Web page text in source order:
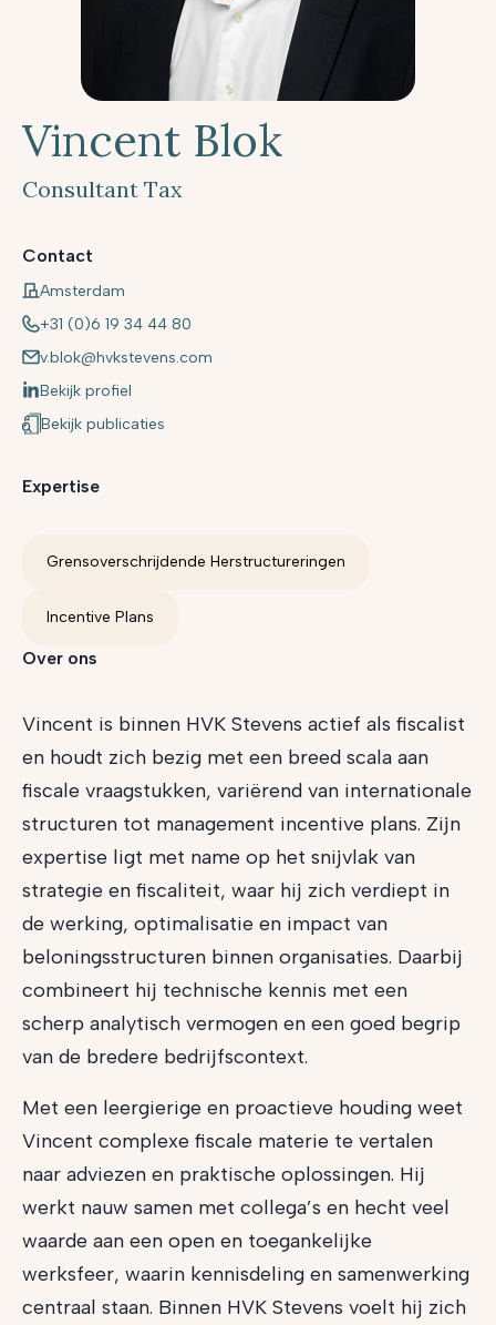
Vincent Blok
Consultant Tax
Contact
Amsterdam
+31 (0)6 19 34 44 80
v.blok@hvkstevens.com
Bekijk profiel
Bekijk publicaties
Expertise
Grensoverschrijdende Herstructureringen
Incentive Plans
Over ons
Vincent is binnen HVK Stevens actief als fiscalist
en houdt zich bezig met een breed scala aan
fiscale vraagstukken, variërend van internationale
structuren tot management incentive plans. Zijn
expertise ligt met name op het snijvlak van
strategie en fiscaliteit, waar hij zich verdiept in
de werking, optimalisatie en impact van
beloningsstructuren binnen organisaties. Daarbij
combineert hij technische kennis met een
scherp analytisch vermogen en een goed begrip
van de bredere bedrijfscontext.
Met een leergierige en proactieve houding weet
Vincent complexe fiscale materie te vertalen
naar adviezen en praktische oplossingen. Hij
werkt nauw samen met collega’s en hecht veel
waarde aan een open en toegankelijke
werksfeer, waarin kennisdeling en samenwerking
centraal staan. Binnen HVK Stevens voelt hij zich